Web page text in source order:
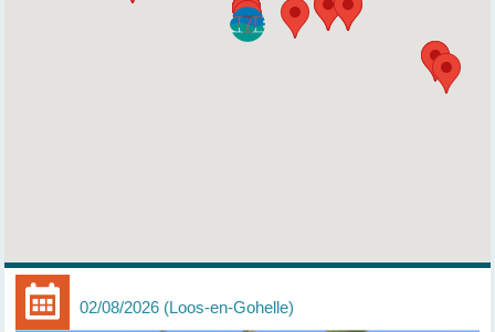
02/08/2026 Loos-en-Gohelle